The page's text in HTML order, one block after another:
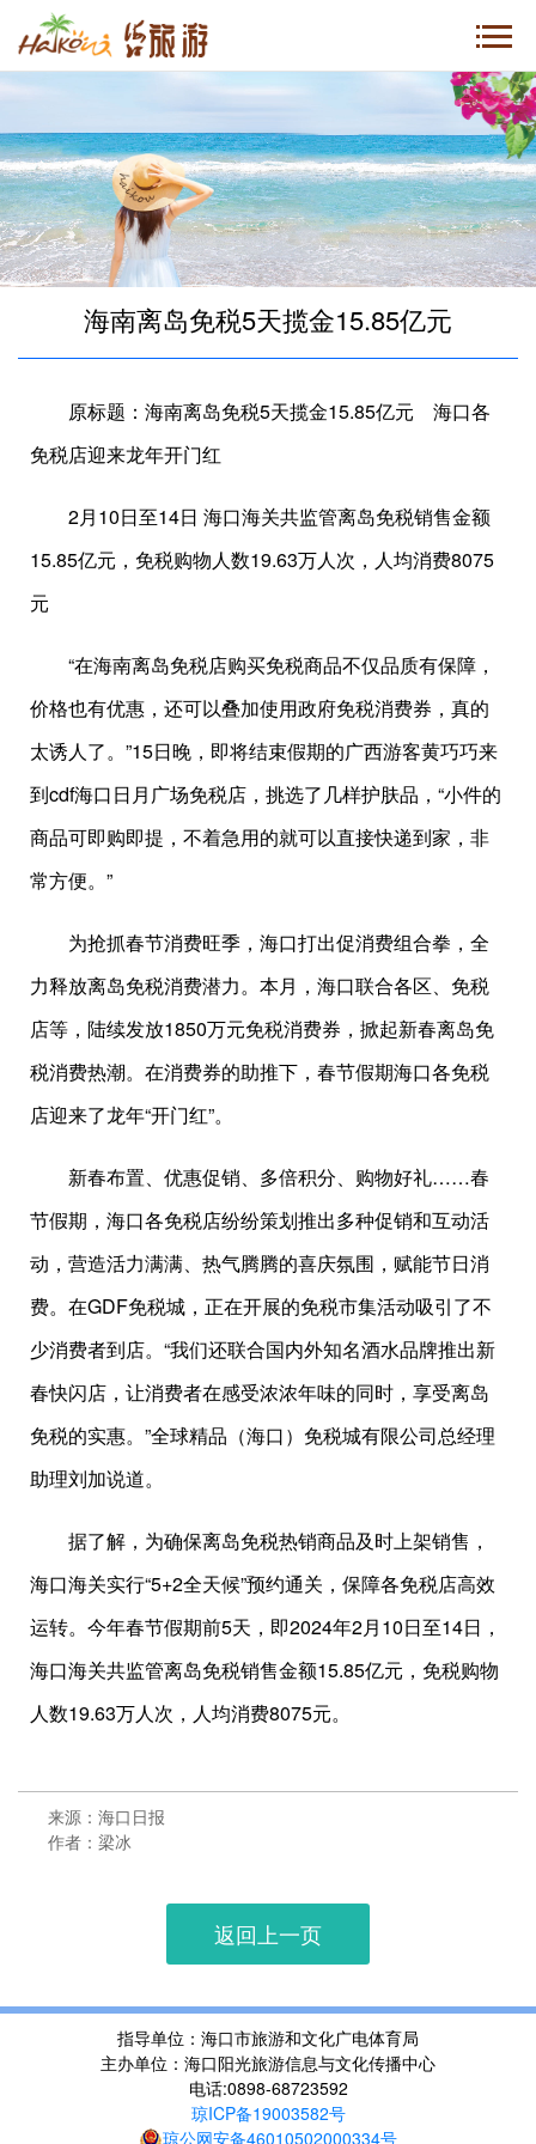
海南离岛免税5天揽金15.85亿元
原标题：海南离岛免税5天揽金15.85亿元 海口各
免税店迎来龙年开门红
2月10日至14日 海口海关共监管离岛免税销售金额
15.85亿元，免税购物人数19.63万人次，人均消费8075
元
“在海南离岛免税店购买免税商品不仅品质有保障，
价格也有优惠，还可以叠加使用政府免税消费券，真的
太诱人了。”15日晚，即将结束假期的广西游客黄巧巧来
到cdf海口日月广场免税店，挑选了几样护肤品，“小件的
商品可即购即提，不着急用的就可以直接快递到家，非
常方便。”
为抢抓春节消费旺季，海口打出促消费组合拳，全
力释放离岛免税消费潜力。本月，海口联合各区、免税
店等，陆续发放1850万元免税消费券，掀起新春离岛免
税消费热潮。在消费券的助推下，春节假期海口各免税
店迎来了龙年“开门红”。
新春布置、优惠促销、多倍积分、购物好礼……春
节假期，海口各免税店纷纷策划推出多种促销和互动活
动，营造活力满满、热气腾腾的喜庆氛围，赋能节日消
费。在GDF免税城，正在开展的免税市集活动吸引了不
少消费者到店。“我们还联合国内外知名酒水品牌推出新
春快闪店，让消费者在感受浓浓年味的同时，享受离岛
免税的实惠。”全球精品（海口）免税城有限公司总经理
助理刘加说道。
据了解，为确保离岛免税热销商品及时上架销售，
海口海关实行“5+2全天候”预约通关，保障各免税店高效
运转。今年春节假期前5天，即2024年2月10日至14日，
海口海关共监管离岛免税销售金额15.85亿元，免税购物
人数19.63万人次，人均消费8075元。
来源：海口日报
作者：梁冰
返回上一页
指导单位：海口市旅游和文化广电体育局
主办单位：海口阳光旅游信息与文化传播中心
电话:0898-68723592
琼ICP备19003582号
琼公网安备46010502000334号